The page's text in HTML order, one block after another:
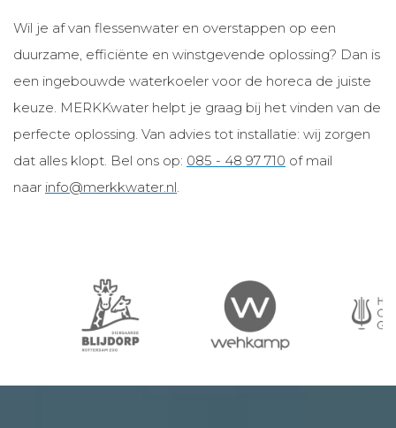
Wil je af van flessenwater en overstappen op een
duurzame, efficiënte en winstgevende oplossing? Dan is
een ingebouwde waterkoeler voor de horeca de juiste
keuze. MERKKwater helpt je graag bij het vinden van de
perfecte oplossing. Van advies tot installatie: wij zorgen
dat alles klopt. Bel ons op: 085 - 48 97 710 of mail
naar info@merkkwater.nl